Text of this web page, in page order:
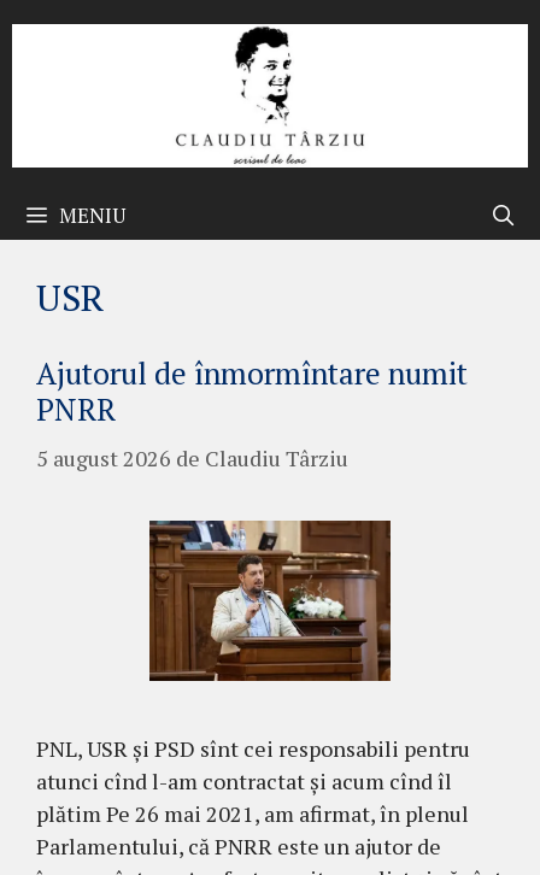
MENIU
USR
Ajutorul de înmormîntare numit
PNRR
5 august 2026 de Claudiu Târziu
PNL, USR și PSD sînt cei responsabili pentru
atunci cînd l-am contractat și acum cînd îl
plătim Pe 26 mai 2021, am afirmat, în plenul
Parlamentului, că PNRR este un ajutor de